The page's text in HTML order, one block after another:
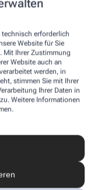
technisch erforderlich
Website für Sie
Mit Ihrer Zustimmung
Website auch an
werden, in
stimmen Sie mit Ihrer
Ihrer Daten in
Weitere Informationen
werden, wo sich die
kann sein
auf Trab
senken. Der
den Kreislauf in
sind, desto
Jahreszeit auf
auf kühl bis kalt
entlang bis zur
wieder